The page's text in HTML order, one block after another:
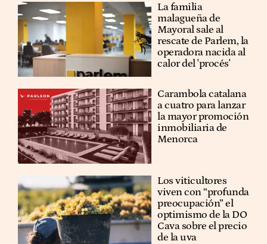
La familia
malagueña de
Mayoral sale al
rescate de Parlem, la
operadora nacida al
calor del 'procés'
Carambola catalana
a cuatro para lanzar
la mayor promoción
inmobiliaria de
Menorca
Los viticultores
viven con “profunda
preocupación” el
optimismo de la DO
Cava sobre el precio
de la uva